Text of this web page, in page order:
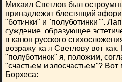
Михаил Светлов был
принадлежит блестящий
"ботинки" и "полуботинки"".
суждение, образующее
в канон русского
возражу-ка я Светлову вот как.
"полуботинок" я, положим,
"счастьем и злосчастьем"? Вот
Борхеса: